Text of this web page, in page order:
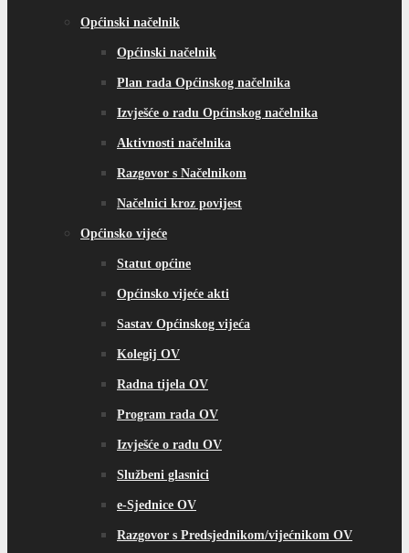
Općinski načelnik
Općinski načelnik
Plan rada Općinskog načelnika
Izvješće o radu Općinskog načelnika
Aktivnosti načelnika
Razgovor s Načelnikom
Načelnici kroz povijest
Općinsko vijeće
Statut općine
Općinsko vijeće akti
Sastav Općinskog vijeća
Kolegij OV
Radna tijela OV
Program rada OV
Izvješće o radu OV
Službeni glasnici
e-Sjednice OV
Razgovor s Predsjednikom/vijećnikom OV